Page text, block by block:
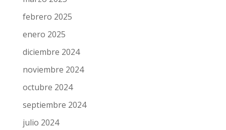
febrero 2025
enero 2025
diciembre 2024
noviembre 2024
octubre 2024
septiembre 2024
julio 2024